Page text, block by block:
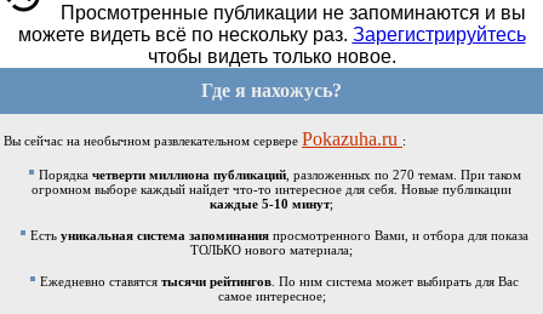
Просмотренные публикации не запоминаются и вы
можете видеть всё по нескольку раз. Зарегистрируйтесь
чтобы видеть только новое.
Где я нахожусь?
Вы сейчас на необычном развлекательном сервере Pokazuha.ru :
Порядка четверти миллиона публикаций, разложенных по 270 темам. При таком
огромном выборе каждый найдет что-то интересное для себя. Новые публикации
каждые 5-10 минут;
Есть уникальная система запоминания просмотренного Вами, и отбора для показа
ТОЛЬКО нового материала;
Ежедневно ставятся тысячи рейтингов . По ним система может выбирать для Вас
самое интересное;